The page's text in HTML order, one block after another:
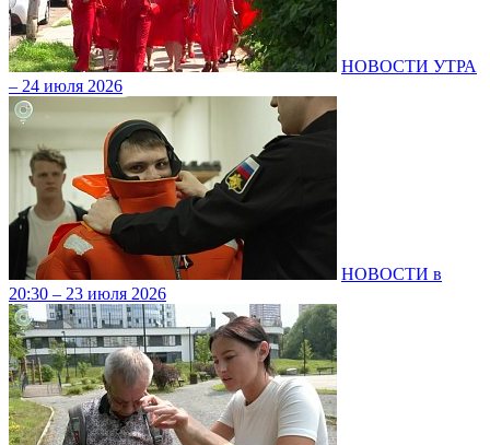
НОВОСТИ УТРА
– 24 июля 2026
НОВОСТИ в
20:30 – 23 июля 2026